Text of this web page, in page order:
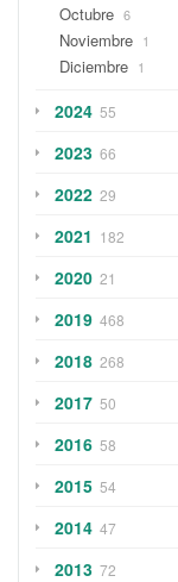
Octubre 6
Noviembre 1
Diciembre 1
2024 55
2023 66
2022 29
2021 182
2020 21
2019 468
2018 268
2017 50
2016 58
2015 54
2014 47
2013 72